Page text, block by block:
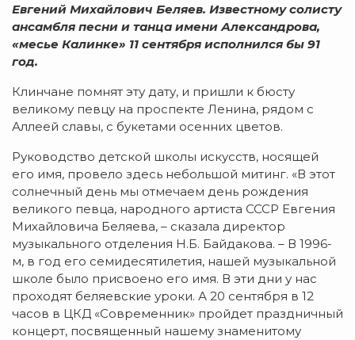
Евгений Михайлович Беляев. Известному солисту
ансамбля песни и танца имени Александрова,
«месье Калинке» 11 сентября исполнился бы 91
год.
Клинчане помнят эту дату, и пришли к бюсту
великому певцу на проспекте Ленина, рядом с
Аллеей славы, с букетами осенних цветов.
Руководство детской школы искусств, носящей
его имя, провело здесь небольшой митинг. «В этот
солнечный день мы отмечаем день рождения
великого певца, народного артиста СССР Евгения
Михайловича Беляева, – сказала директор
музыкального отделения Н.Б. Байдакова. – В 1996-
м, в год его семидесятилетия, нашей музыкальной
школе было присвоено его имя. В эти дни у нас
проходят беляевские уроки. А 20 сентября в 12
часов в ЦКД «Современник» пройдет праздничный
концерт, посвященный нашему знаменитому